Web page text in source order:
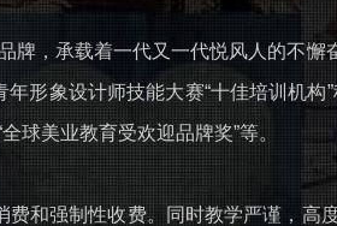
牌，承载着一代又一代悦风人的不
形象设计师技能大赛“十佳培训机构
球美业教育受欢迎品牌奖”等。
费和强制性收费。同时教学严谨，高